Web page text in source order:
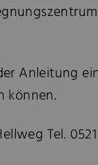
Anleitung
können.
Tel. 0521